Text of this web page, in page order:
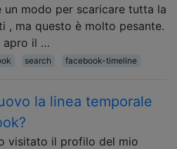
un modo per scaricare tutta la
, ma questo è molto pesante.
apro il …
search facebook-timeline
la linea temporale
visitato il profilo del mio